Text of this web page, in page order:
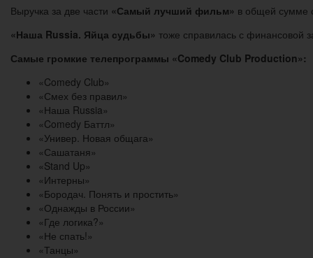
Выручка за две части «Самый лучший фильм» в общей сумме
«Наша Russia. Яйца судьбы» тоже справилась с финансовой
Самые громкие телепрограммы «Comedy Club Production»:
«Comedy Club»
«Смех без правил»
«Наша Russia»
«Comedy Баттл»
«Универ. Новая общага»
«Сашатаня»
«Stand Up»
«Интерны»
«Бородач. Понять и простить»
«Однажды в России»
«Где логика?»
«Не спать!»
«Танцы»